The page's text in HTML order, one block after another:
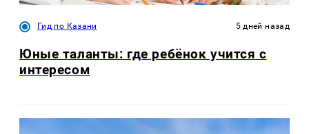
Гид по Казани 5 дней назад
Юные таланты: где ребёнок учится с
интересом